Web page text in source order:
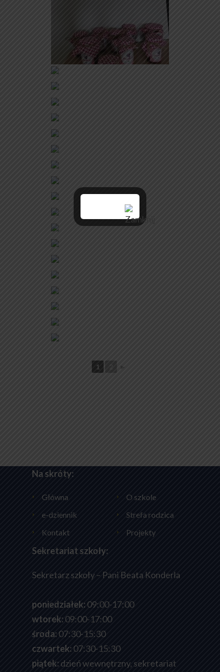
1 2 ►
Na skróty:
Główna
O szkole
e-dziennik
Strefa rodzica
Kontakt
Projekty
Sekretariat szkoły:
Sekretarz szkoły – Pani Beata Konderla
poniedziałek: 09:00-17:00
wtorek: 09:00-17:00
środa: 07:30-15:30
czwartek: 07:30-15:30
piątek:dzień wewnętrzny, sekretariat